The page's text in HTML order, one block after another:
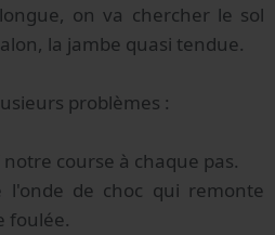
on va chercher le sol
la jambe quasi tendue.
problèmes :
notre course à chaque pas.
l'onde de choc qui remonte
foulée.